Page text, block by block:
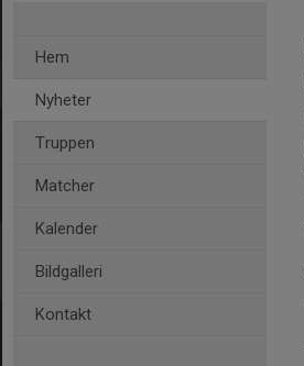
Hem
Nyheter
Truppen
Matcher
Kalender
Bildgalleri
Kontakt